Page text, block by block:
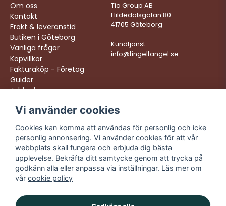
Om oss
Kontakt
Frakt & leveranstid
Butiken i Göteborg
Vanliga frågor
Köpvillkor
Fakturaköp - Företag
Guider
Jobba hos oss
Tia Group AB
Hildedalsgatan 80
41705 Göteborg
Kundtjänst:
info@tingeltangel.se
Följ oss:
Instagram
Facebook
TikTok
YouTube
Vi levererar:
Snabba leveranser
Trygga köp
Fri frakt över 499:-
Trevlig kundtjänst
Vi använder cookies
Cookies kan komma att användas för personlig och icke
personlig annonsering. Vi använder cookies för att vår
webbplats skall fungera och erbjuda dig bästa
upplevelse. Bekräfta ditt samtycke genom att trycka på
godkänn alla eller anpassa via inställningar. Läs mer om
vår cookie policy